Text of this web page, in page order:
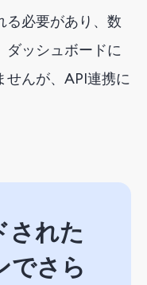
る必要があり、数
ダッシュボードに
せんが、API連携に
された
でさら